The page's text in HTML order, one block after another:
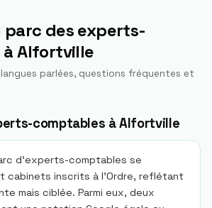
parc des experts-
àAlfortville
parlées, questions fréquentes et
comptables à Alfortville
d’experts-comptables se
cabinets inscrits à l’Ordre, reflétant
mais ciblée. Parmi eux, deux